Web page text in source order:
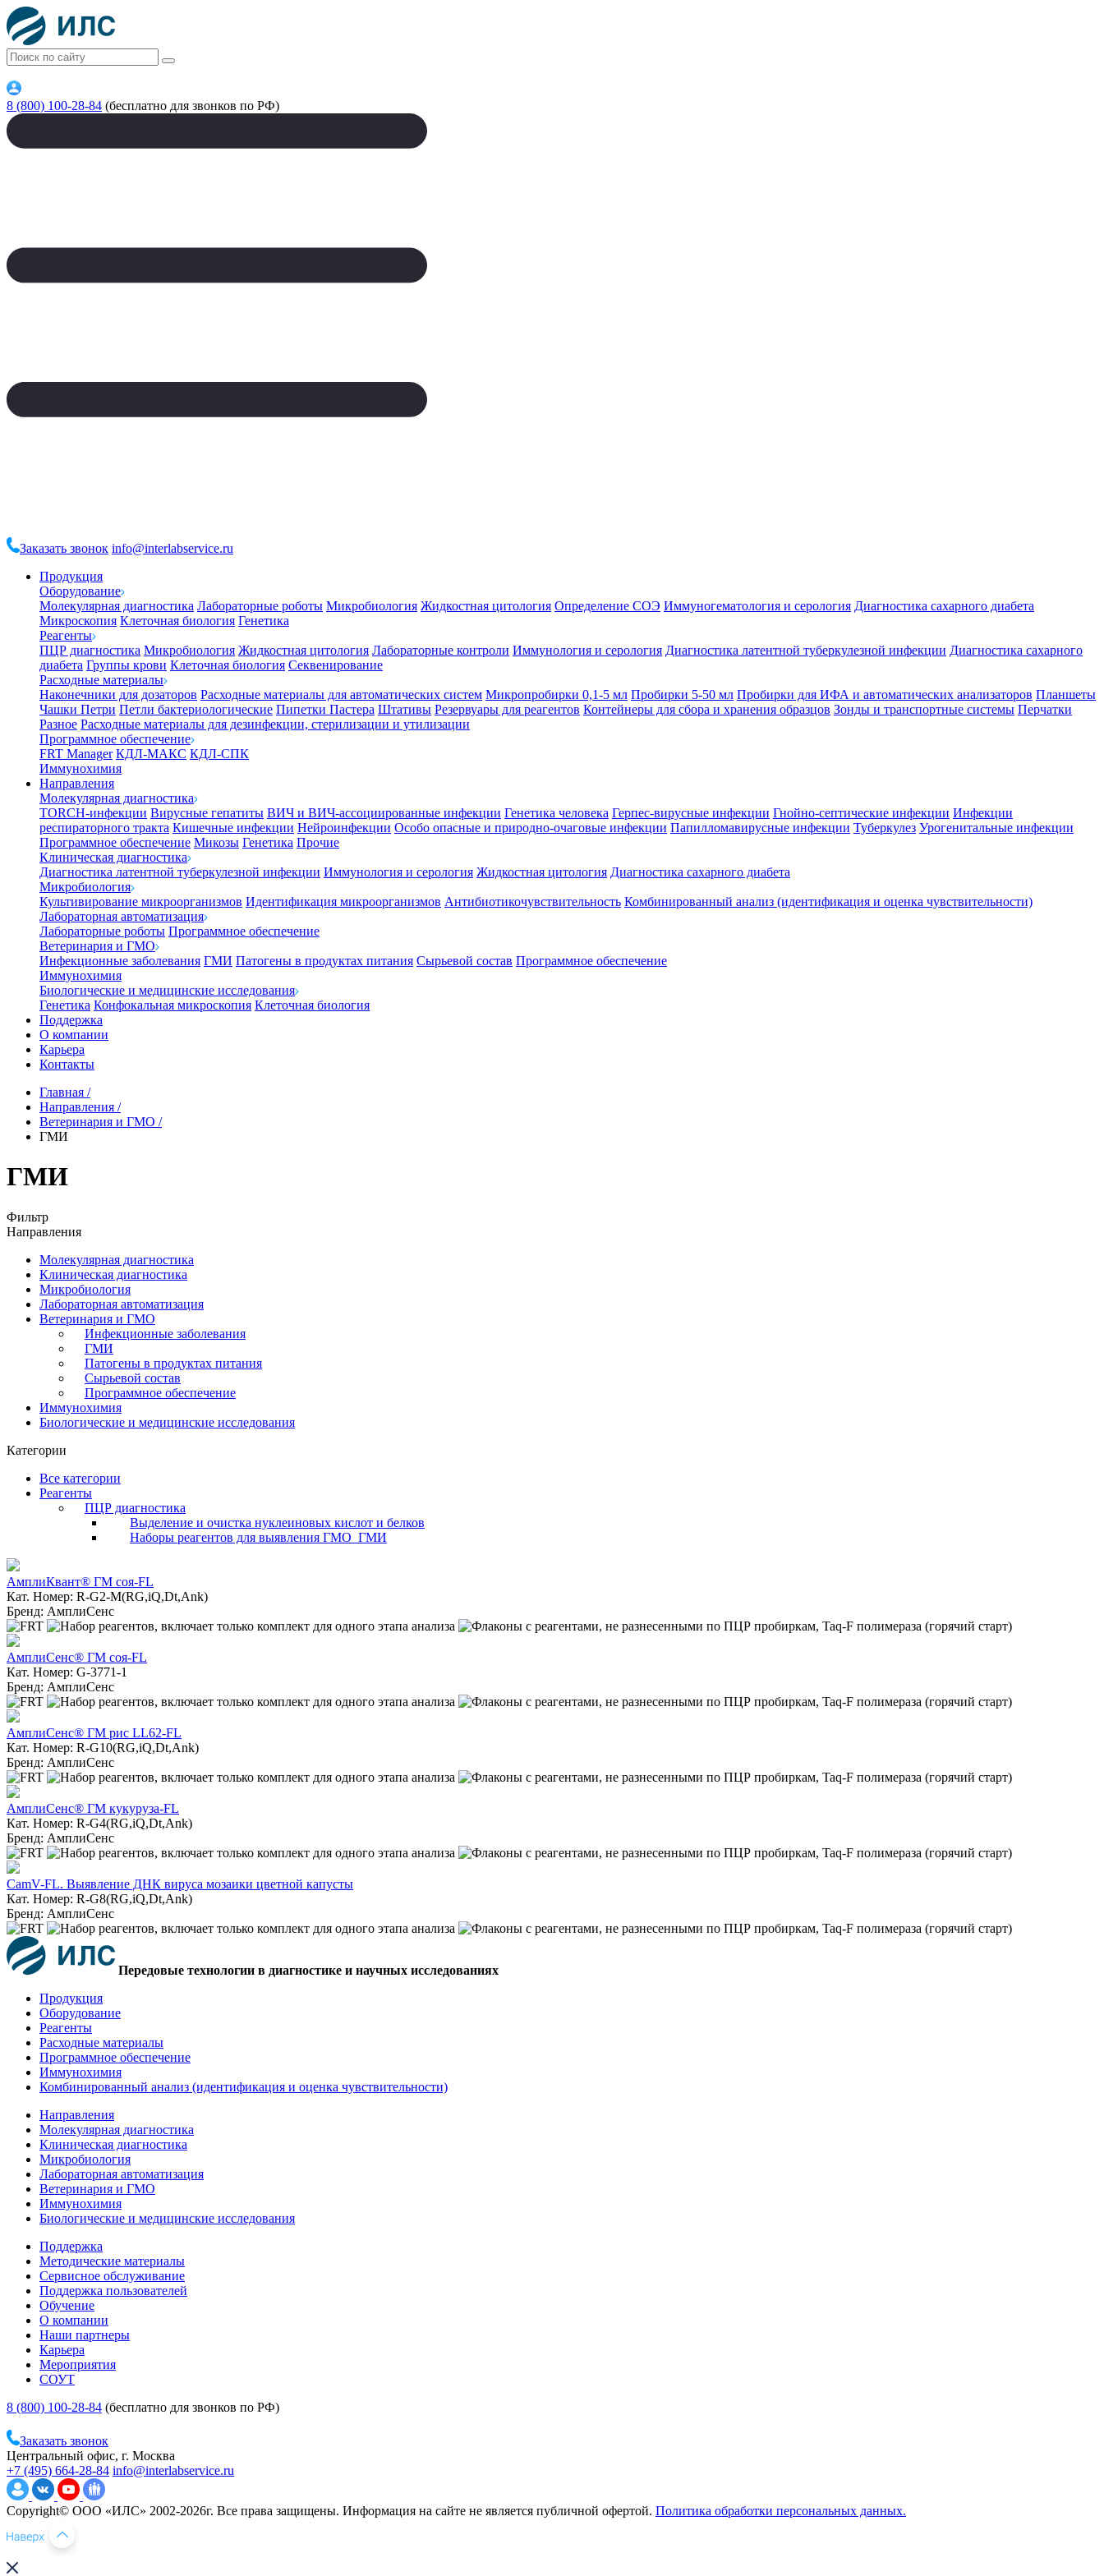
8 (800) 100-28-84 (бесплатно для звонков по РФ)
Заказать звонок info@interlabservice.ru
Продукция
Оборудование
Молекулярная диагностика Лабораторные роботы Микробиология Жидкостная цитология Определение СОЭ Иммуногематология и серология Диагностика сахарного диабета
Микроскопия Клеточная биология Генетика
Реагенты
ПЦР диагностика Микробиология Жидкостная цитология Лабораторные контроли Иммунология и серология Диагностика латентной туберкулезной инфекции Диагностика сахарного
диабета Группы крови Клеточная биология Секвенирование
Расходные материалы
Наконечники для дозаторов Расходные материалы для автоматических систем Микропробирки 0,1-5 мл Пробирки 5-50 мл Пробирки для ИФА и автоматических анализаторов Планшеты
Чашки Петри Петли бактериологические Пипетки Пастера Штативы Резервуары для реагентов Контейнеры для сбора и хранения образцов Зонды и транспортные системы Перчатки
Разное Расходные материалы для дезинфекции, стерилизации и утилизации
Программное обеспечение
FRT Manager КДЛ-МАКС КДЛ-СПК
Иммунохимия
Направления
Молекулярная диагностика
TORCH-инфекции Вирусные гепатиты ВИЧ и ВИЧ-ассоциированные инфекции Генетика человека Герпес-вирусные инфекции Гнойно-септические инфекции Инфекции
респираторного тракта Кишечные инфекции Нейроинфекции Особо опасные и природно-очаговые инфекции Папилломавирусные инфекции Туберкулез Урогенитальные инфекции
Программное обеспечение Микозы Генетика Прочие
Клиническая диагностика
Диагностика латентной туберкулезной инфекции Иммунология и серология Жидкостная цитология Диагностика сахарного диабета
Микробиология
Культивирование микроорганизмов Идентификация микроорганизмов Антибиотикочувствительность Комбинированный анализ (идентификация и оценка чувствительности)
Лабораторная автоматизация
Лабораторные роботы Программное обеспечение
Ветеринария и ГМО
Инфекционные заболевания ГМИ Патогены в продуктах питания Сырьевой состав Программное обеспечение
Иммунохимия
Биологические и медицинские исследования
Генетика Конфокальная микроскопия Клеточная биология
Поддержка
О компании
Карьера
Контакты
Главная /
Направления /
Ветеринария и ГМО /
ГМИ
ГМИ
Фильтр
Направления
Молекулярная диагностика
Клиническая диагностика
Микробиология
Лабораторная автоматизация
Ветеринария и ГМО
Инфекционные заболевания
ГМИ
Патогены в продуктах питания
Сырьевой состав
Программное обеспечение
Иммунохимия
Биологические и медицинские исследования
Категории
Все категории
Реагенты
ПЦР диагностика
Выделение и очистка нуклеиновых кислот и белков
Наборы реагентов для выявления ГМО_ГМИ
АмплиКвант® ГМ соя-FL
Кат. Номер: R-G2-M(RG,iQ,Dt,Ank)
Бренд: АмплиСенс
АмплиСенс® ГМ соя-FL
Кат. Номер: G-3771-1
Бренд: АмплиСенс
АмплиСенс® ГМ рис LL62-FL
Кат. Номер: R-G10(RG,iQ,Dt,Ank)
Бренд: АмплиСенс
АмплиСенс® ГМ кукуруза-FL
Кат. Номер: R-G4(RG,iQ,Dt,Ank)
Бренд: АмплиСенс
CamV-FL. Выявление ДНК вируса мозаики цветной капусты
Кат. Номер: R-G8(RG,iQ,Dt,Ank)
Бренд: АмплиСенс
Передовые технологии в диагностике и научных исследованиях
Продукция
Оборудование
Реагенты
Расходные материалы
Программное обеспечение
Иммунохимия
Комбинированный анализ (идентификация и оценка чувствительности)
Направления
Молекулярная диагностика
Клиническая диагностика
Микробиология
Лабораторная автоматизация
Ветеринария и ГМО
Иммунохимия
Биологические и медицинские исследования
Поддержка
Методические материалы
Сервисное обслуживание
Поддержка пользователей
Обучение
О компании
Наши партнеры
Карьера
Мероприятия
СОУТ
8 (800) 100-28-84 (бесплатно для звонков по РФ)
Заказать звонок
Центральный офис, г. Москва
+7 (495) 664-28-84 info@interlabservice.ru
Copyright© ООО «ИЛС» 2002-2026г. Все права защищены. Информация на сайте не является публичной офертой. Политика обработки персональных данных.